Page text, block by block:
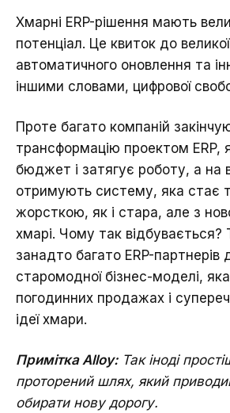
Хмарні ERP-рішення мають
потенціал. Це квиток до великої
автоматичного оновлення та
іншими словами, цифрової
Проте багато компаній
трансформацію проектом ERP,
бюджет і затягує роботу, а на
отримують систему, яка стає
жорсткою, як і стара, але з
хмарі. Чому так
занадто багато ERP-
старомодної бізнес-моделі,
погодинних продажах і
ідеї хмари.
Примітка Alloy:Так іноді
проторений шлях, який
обирати нову дорогу.